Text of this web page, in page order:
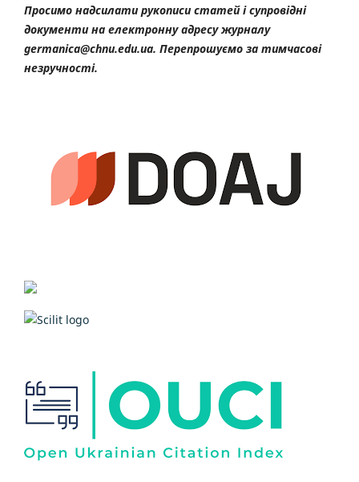
Просимо надсилати рукописи статей і супровідні
документи на електронну адресу журналу
germanica@chnu.edu.ua. Перепрошуємо за тимчасові
незручності.